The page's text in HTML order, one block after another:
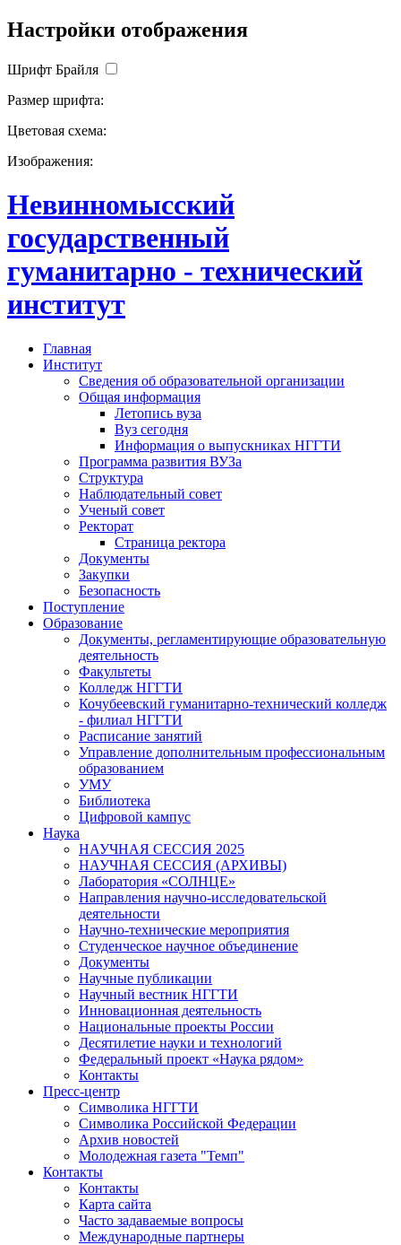
Настройки отображения
Шрифт Брайля
Размер шрифта:
Цветовая схема:
Изображения:
Невинномысский
государственный
гуманитарно - технический
институт
Главная
Институт
Сведения об образовательной организации
Общая информация
Летопись вуза
Вуз сегодня
Информация о выпускниках НГГТИ
Программа развития ВУЗа
Структура
Наблюдательный совет
Ученый совет
Ректорат
Страница ректора
Документы
Закупки
Безопасность
Поступление
Образование
Документы, регламентирующие образовательную
деятельность
Факультеты
Колледж НГГТИ
Кочубеевский гуманитарно-технический колледж
- филиал НГГТИ
Расписание занятий
Управление дополнительным профессиональным
образованием
УМУ
Библиотека
Цифровой кампус
Наука
НАУЧНАЯ СЕССИЯ 2025
НАУЧНАЯ СЕССИЯ (АРХИВЫ)
Лаборатория «СОЛНЦЕ»
Направления научно-исследовательской
деятельности
Научно-технические мероприятия
Студенческое научное объединение
Документы
Научные публикации
Научный вестник НГГТИ
Инновационная деятельность
Национальные проекты России
Десятилетие науки и технологий
Федеральный проект «Наука рядом»
Контакты
Пресс-центр
Символика НГГТИ
Символика Российской Федерации
Архив новостей
Молодежная газета "Темп"
Контакты
Контакты
Карта сайта
Часто задаваемые вопросы
Международные партнеры